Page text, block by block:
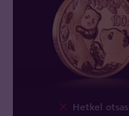
Hetkel otsas